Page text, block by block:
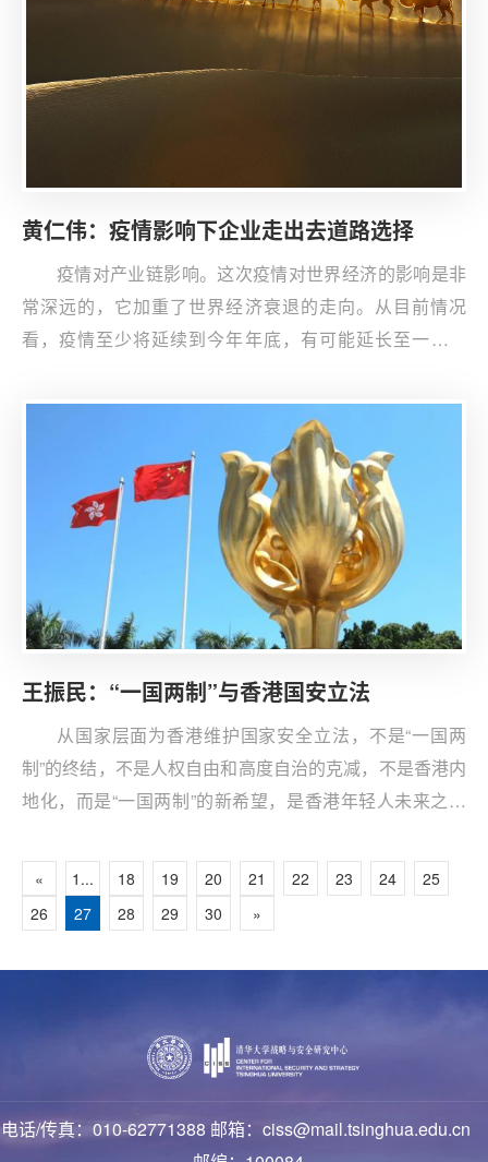
黄仁伟：疫情影响下企业走出去道路选择
疫情对产业链影响。这次疫情对世界经济的影响是非
常深远的，它加重了世界经济衰退的走向。从目前情况
看，疫情至少将延续到今年年底，有可能延长至一到两
南半球也爆发了，如巴西、澳大利亚。到今年冬季，疫情
有可能再次返回北半球，疫情如果轮回反复，世界经济将
长期处于隔离状态，从而使世界经济加速衰退。
王振民：“一国两制”与香港国安立法
从国家层面为香港维护国家安全立法，不是“一国两
制”的终结，不是人权自由和高度自治的克减，不是香港内
地化，而是“一国两制”的新希望，是香港年轻人未来之所
« 1... 18 19 20 21 22 23 24
25
26
27 28 29 30 »
电话/传真：010-62771388 邮箱：ciss@mail.tsinghua.edu.cn